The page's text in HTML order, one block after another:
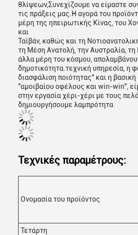
θλίψεων,Συνεχίζουμε να είμαστε
τις πράξεις μας.Η αγορά του
μέρη της ηπειρωτικής Κίνας, του
και
Ταϊβάν, καθώς και τη
τη Μέση Ανατολή, την Αυστραλία, τη
άλλα μέρη του κόσμου,
δημοτικότητα.τεχνική υπηρεσία, η
διασφάλιση ποιότητας" και η βασική
"αμοιβαίου οφέλους και win-win",
στην εργασία χέρι-χέρι με τους
δημιουργήσουμε λαμπρότητα
Τεχνικές παραμέτρους:
Ονομασία του προϊόντος
Τετάρτη